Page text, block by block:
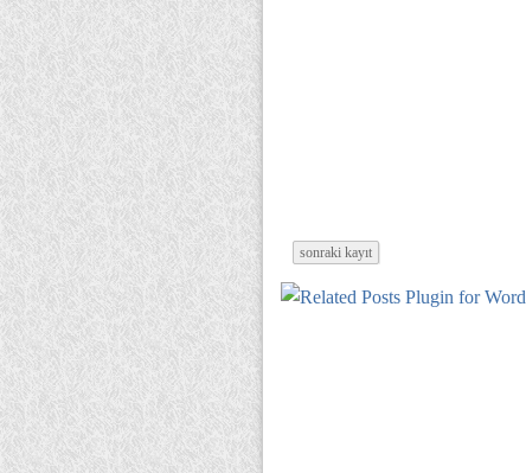
sonraki kayıt